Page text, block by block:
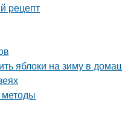
рецепт
яблоки на зиму в